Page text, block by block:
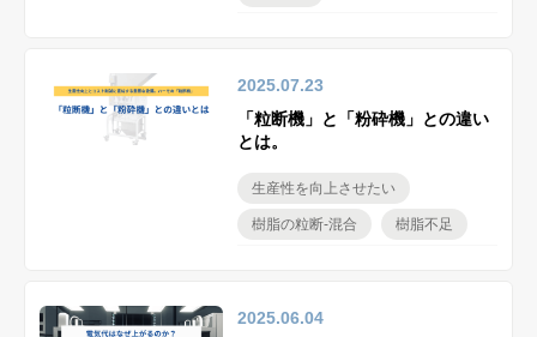
2025.07.23
「粒断機」と「粉砕機」との違い
とは。
生産性を向上させたい
樹脂の粒断-混合 樹脂不足
2025.06.04